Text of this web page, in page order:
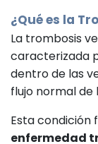
¿Qué es la
La trombosis
caracterizada
dentro de las
flujo normal de
Esta condición
enfermedad